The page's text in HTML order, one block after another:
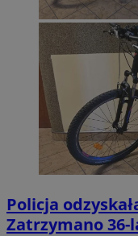
Policja
Zatrzymano 36-